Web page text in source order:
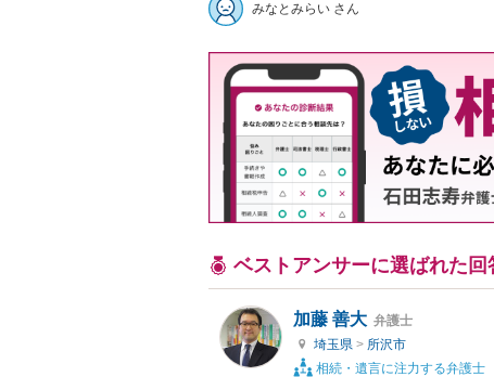
みなとみらい さん
ベストアンサーに選ばれた回
加藤 善大 弁護士
埼玉県 > 所沢市
相続・遺言に注力する弁護士